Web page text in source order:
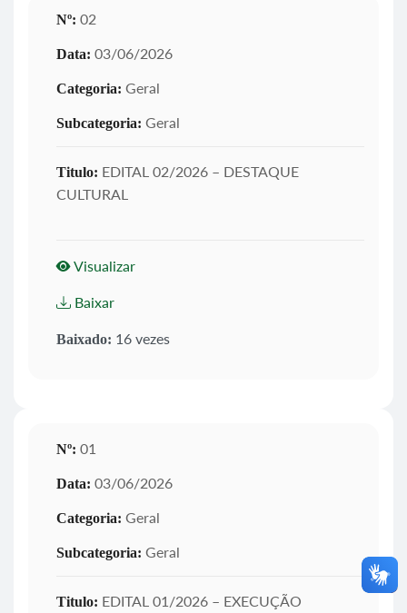
Nº: 02
Data: 03/06/2026
Categoria: Geral
Subcategoria: Geral
Titulo: EDITAL 02/2026 – DESTAQUE
CULTURAL
Visualizar
Baixar
Baixado: 16 vezes
Nº: 01
Data: 03/06/2026
Categoria: Geral
Subcategoria: Geral
Titulo: EDITAL 01/2026 – EXECUÇÃO